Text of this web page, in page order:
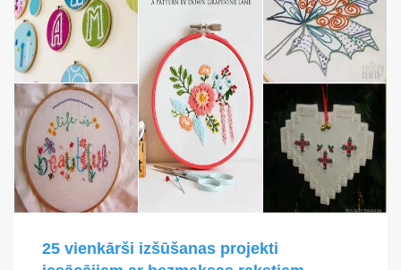
25 vienkārši izšūšanas projekti